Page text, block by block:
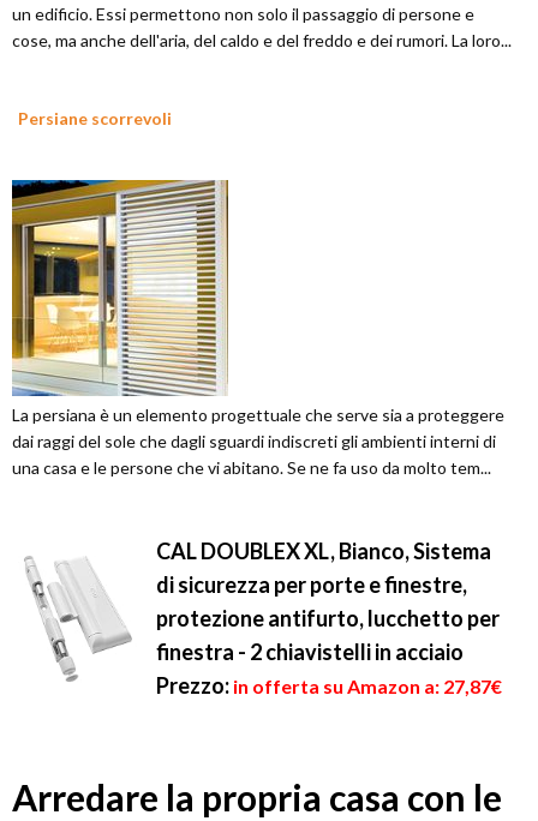
un edificio. Essi permettono non solo il passaggio di persone e
cose, ma anche dell'aria, del caldo e del freddo e dei rumori. La loro...
Persiane scorrevoli
La persiana è un elemento progettuale che serve sia a proteggere
dai raggi del sole che dagli sguardi indiscreti gli ambienti interni di
una casa e le persone che vi abitano. Se ne fa uso da molto tem...
CAL DOUBLEX XL, Bianco, Sistema
di sicurezza per porte e finestre,
protezione antifurto, lucchetto per
finestra - 2 chiavistelli in acciaio
Prezzo: in offerta su Amazon a: 27,87€
Arredare la propria casa con le